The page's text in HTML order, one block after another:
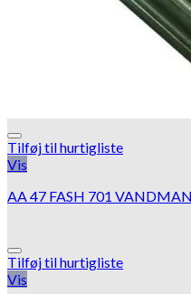
Tilføj til hurtigliste
Vis
AA 47 FASH 701
Tilføj til hurtigliste
Vis